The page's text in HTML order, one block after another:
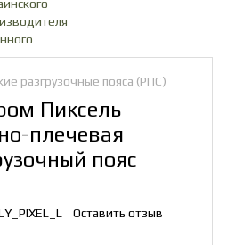
разгрузочные пояса (РПС)
Пиксель
плечевая
пояс
Оставить отзыв